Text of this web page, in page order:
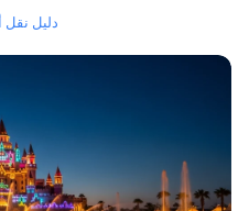
دليل نقل